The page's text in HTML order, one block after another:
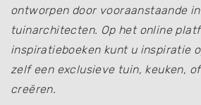
ontworpen door vooraanstaande
tuinarchitecten. Op het online
inspiratieboeken kunt u inspiratie
zelf een exclusieve tuin, keuken,
creëren.